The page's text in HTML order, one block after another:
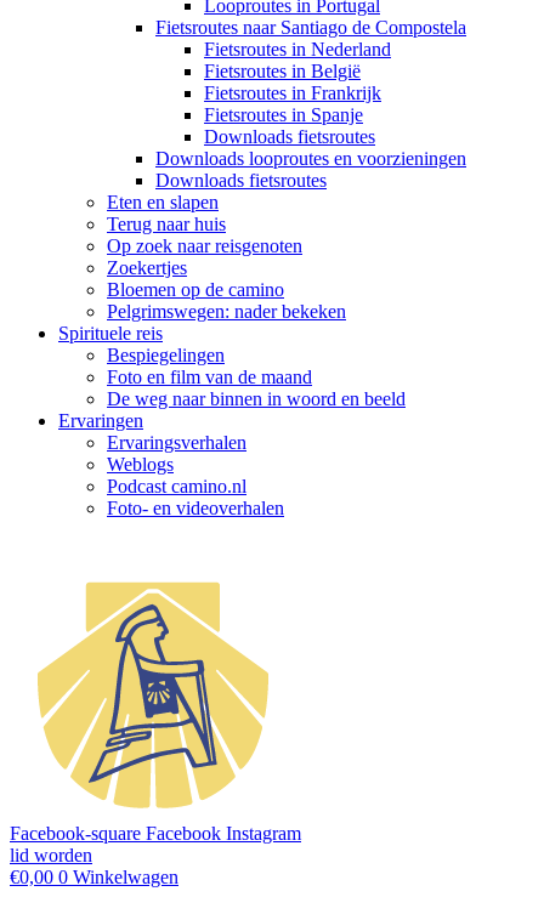
Looproutes in Portugal
Fietsroutes naar Santiago de Compostela
Fietsroutes in Nederland
Fietsroutes in België
Fietsroutes in Frankrijk
Fietsroutes in Spanje
Downloads fietsroutes
Downloads looproutes en voorzieningen
Downloads fietsroutes
Eten en slapen
Terug naar huis
Op zoek naar reisgenoten
Zoekertjes
Bloemen op de camino
Pelgrimswegen: nader bekeken
Spirituele reis
Bespiegelingen
Foto en film van de maand
De weg naar binnen in woord en beeld
Ervaringen
Ervaringsverhalen
Weblogs
Podcast camino.nl
Foto- en videoverhalen
Facebook-square Facebook Instagram
lid worden
€0,00 0 Winkelwagen